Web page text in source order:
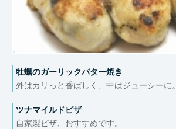
牡蠣のガーリックバター焼き
外はカリっと香ばしく、中はジューシーに。
ツナマイルドピザ
自家製ピザ、おすすめです。